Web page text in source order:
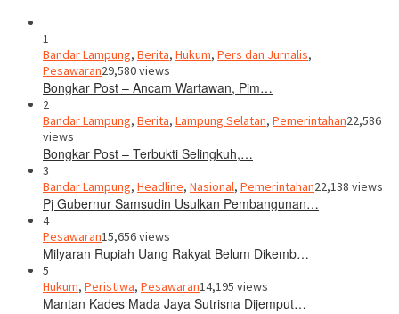
1
Bandar Lampung, Berita, Hukum, Pers dan Jurnalis,
Pesawaran29,580 views
Bongkar Post – Ancam Wartawan, Pim…
2
Bandar Lampung, Berita, Lampung Selatan, Pemerintahan22,586
views
Bongkar Post – Terbukti Selingkuh,…
3
Bandar Lampung, Headline, Nasional, Pemerintahan22,138 views
Pj Gubernur Samsudin Usulkan Pembangunan…
4
Pesawaran15,656 views
Milyaran Rupiah Uang Rakyat Belum Dikemb…
5
Hukum, Peristiwa, Pesawaran14,195 views
Mantan Kades Mada Jaya Sutrisna Dijemput…